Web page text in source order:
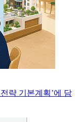
략 기본계획’에 담